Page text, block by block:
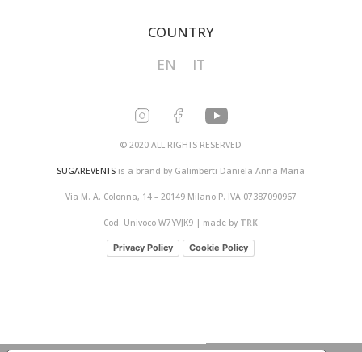
COUNTRY
EN
IT
© 2020 ALL RIGHTS RESERVED
SUGAREVENTS is a brand by Galimberti Daniela Anna Maria
Via M. A. Colonna, 14 – 20149 Milano P. IVA 07387090967
Cod. Univoco W7YVJK9 | made by TRK
Privacy Policy Cookie Policy